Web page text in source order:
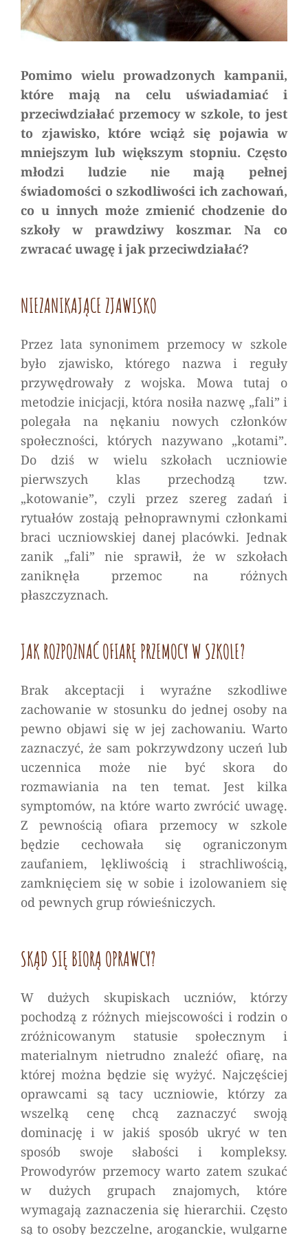
Pomimo wielu prowadzonych kampanii,
które mają na celu uświadamiać i
przeciwdziałać przemocy w szkole, to jest
to zjawisko, które wciąż się pojawia w
mniejszym lub większym stopniu. Często
młodzi ludzie nie mają pełnej
świadomości o szkodliwości ich zachowań,
co u innych może zmienić chodzenie do
szkoły w prawdziwy koszmar. Na co
zwracać uwagę i jak przeciwdziałać?
NIEZANIKAJĄCE ZJAWISKO
Przez lata synonimem przemocy w szkole
było zjawisko, którego nazwa i reguły
przywędrowały z wojska. Mowa tutaj o
metodzie inicjacji, która nosiła nazwę „fali” i
polegała na nękaniu nowych członków
społeczności, których nazywano „kotami”.
Do dziś w wielu szkołach uczniowie
pierwszych klas przechodzą tzw.
„kotowanie”, czyli przez szereg zadań i
rytuałów zostają pełnoprawnymi członkami
braci uczniowskiej danej placówki. Jednak
zanik „fali” nie sprawił, że w szkołach
zaniknęła przemoc na różnych
płaszczyznach.
JAK ROZPOZNAĆ OFIARĘ PRZEMOCY W SZKOLE?
Brak akceptacji i wyraźne szkodliwe
zachowanie w stosunku do jednej osoby na
pewno objawi się w jej zachowaniu. Warto
zaznaczyć, że sam pokrzywdzony uczeń lub
uczennica może nie być skora do
rozmawiania na ten temat. Jest kilka
symptomów, na które warto zwrócić uwagę.
Z pewnością ofiara przemocy w szkole
będzie cechowała się ograniczonym
zaufaniem, lękliwością i strachliwością,
zamknięciem się w sobie i izolowaniem się
od pewnych grup rówieśniczych.
SKĄD SIĘ BIORĄ OPRAWCY?
W dużych skupiskach uczniów, którzy
pochodzą z różnych miejscowości i rodzin o
zróżnicowanym statusie społecznym i
materialnym nietrudno znaleźć ofiarę, na
której można będzie się wyżyć. Najczęściej
oprawcami są tacy uczniowie, którzy za
wszelką cenę chcą zaznaczyć swoją
dominację i w jakiś sposób ukryć w ten
sposób swoje słabości i kompleksy.
Prowodyrów przemocy warto zatem szukać
w dużych grupach znajomych, które
wymagają zaznaczenia się hierarchii. Często
są to osoby bezczelne, aroganckie, wulgarne